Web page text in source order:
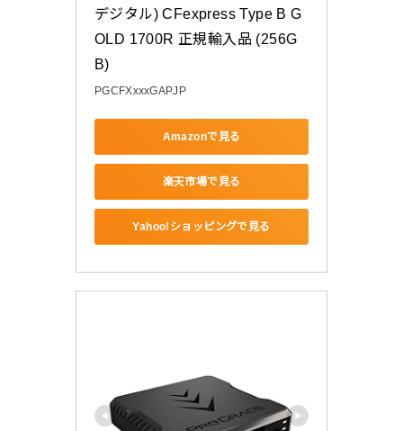
デジタル) CFexpress Type B G
OLD 1700R 正規輸入品 (256G
B)
PGCFXxxxGAPJP
Amazonで見る
楽天市場で見る
Yahoo!ショッピングで見る